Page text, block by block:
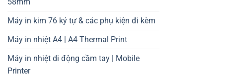
Máy in kim 76 ký tự & các phụ kiện đi kèm
Máy in nhiệt A4 | A4 Thermal Print
Máy in nhiệt di động cầm tay | Mobile
Printer